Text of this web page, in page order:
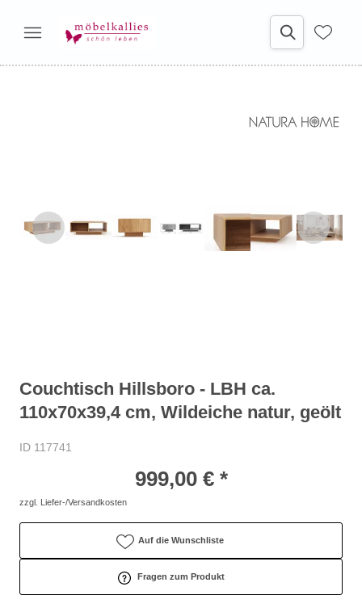
Couchtisch Hillsboro - LBH ca.
110x70x39,4 cm, Wildeiche natur, geölt
ID 117741
999,00 € *
zzgl. Liefer-/Versandkosten
Auf die Wunschliste
Fragen zum Produkt